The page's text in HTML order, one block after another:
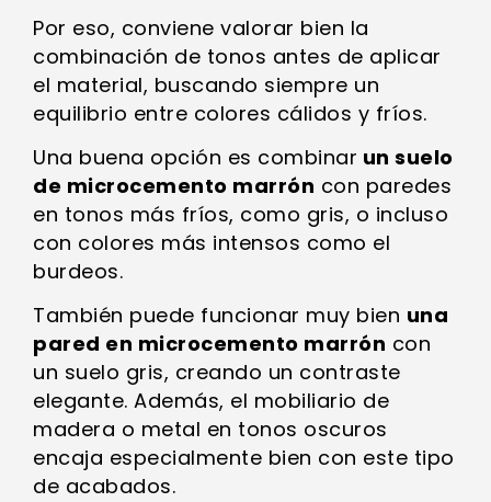
Por eso, conviene valorar bien la
combinación de tonos antes de aplicar
el material, buscando siempre un
equilibrio entre colores cálidos y fríos.
Una buena opción es combinar un suelo
de microcemento marrón con paredes
en tonos más fríos, como gris, o incluso
con colores más intensos como el
burdeos.
También puede funcionar muy bien una
pared en microcemento marrón con
un suelo gris, creando un contraste
elegante. Además, el mobiliario de
madera o metal en tonos oscuros
encaja especialmente bien con este tipo
de acabados.